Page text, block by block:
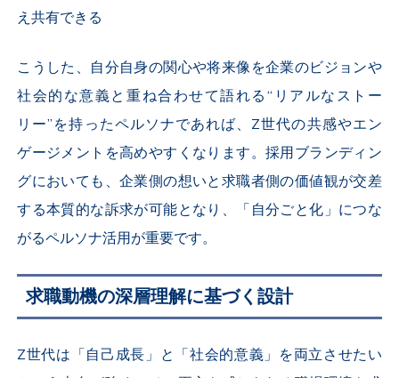
え共有できる
こうした、自分自身の関心や将来像を企業のビジョンや
社会的な意義と重ね合わせて語れる“リアルなストー
リー”を持ったペルソナであれば、Z世代の共感やエン
ゲージメントを高めやすくなります。採用ブランディン
グにおいても、企業側の想いと求職者側の価値観が交差
する本質的な訴求が可能となり、「自分ごと化」につな
がるペルソナ活用が重要です。
求職動機の深層理解に基づく設計
Z世代は「自己成長」と「社会的意義」を両立させたい